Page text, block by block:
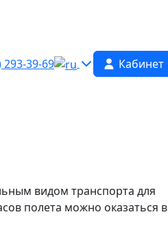
293-39-69 Кабинет
видом транспорта для
полета можно оказаться в